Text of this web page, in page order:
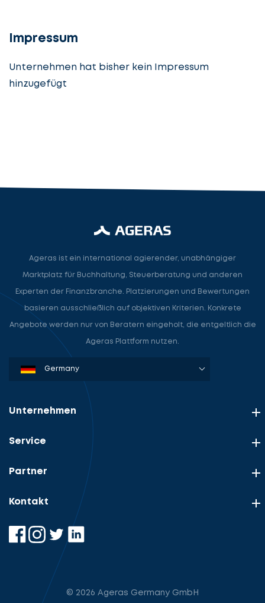
Impressum
Unternehmen hat bisher kein Impressum
hinzugefügtSteuerberatung
Ageras ist ein international agierender, unabhängiger
Marktplatz für Buchhaltung, Steuerberatung und anderen
Experten der Finanzbranche. Platzierungen und Bewertungen
basieren ausschließlich auf objektiven Kriterien. Konkrete
Angebote werden nur von Beratern eingeholt, die entgeltlich die
Ageras Plattform nutzen.
Denmark
Sweden
Norway
Netherlands
Germany
USA
Unternehmen
Service
Partner
Kontakt
© 2026 Ageras Germany GmbH